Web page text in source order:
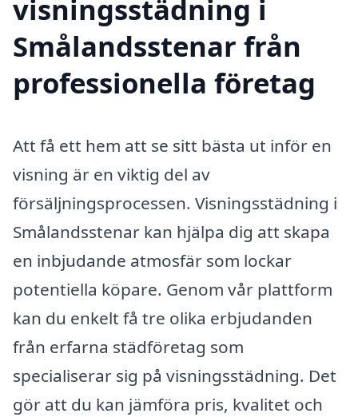
visningsstädning i
Smålandsstenar från
professionella företag
Att få ett hem att se sitt bästa ut inför en
visning är en viktig del av
försäljningsprocessen. Visningsstädning i
Smålandsstenar kan hjälpa dig att skapa
en inbjudande atmosfär som lockar
potentiella köpare. Genom vår plattform
kan du enkelt få tre olika erbjudanden
från erfarna städföretag som
specialiserar sig på visningsstädning. Det
gör att du kan jämföra pris, kvalitet och